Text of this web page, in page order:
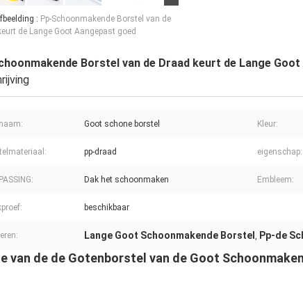
: Pp-Schoonmakende Borstel van de
de Lange Goot Aangepast goed
Borstel van de Draad keurt de Lange
Goot schone borstel Kleur:
pp-draad eigenschap:
Dak het schoonmaken Embleem:
beschikbaar
Lange Goot Schoonmakende Borstel , Pp-de
van de de Gotenborstel van de Goot